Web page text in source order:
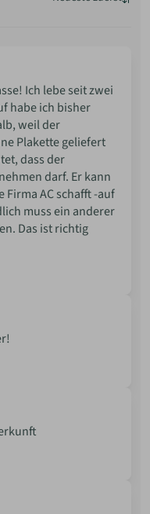
Ich lebe seit zwei
habe ich bisher
weil der
Plakette geliefert
dass der
darf. Er kann
AC schafft -auf
muss ein anderer
Das ist richtig